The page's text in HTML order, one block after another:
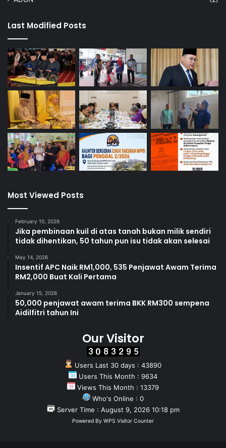
Last Modified Posts
Most Viewed Posts
February 10, 2026
Jika pembinaan kuil di atas tanah bukan milik sendiri
tidak dihentikan, 50 tahun pun isu tidak akan selesai
May 14, 2026
Insentif APC Naik RM1,000, 535 Penjawat Awam Terima
RM2,000 Buat Kali Pertama
January 15, 2026
50,000 penjawat awam terima BKK RM300 sempena
Aidilfitri tahun Ini
Our Visitor
Users Last 30 days : 43890
Users This Month : 9634
Views This Month : 13379
Who's Online : 0
Server Time : August 9, 2026 10:18 pm
Powered By WPS Visitor Counter